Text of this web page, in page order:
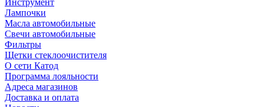
Лампочки
Масла автомобильные
Свечи автомобильные
Фильтры
Щетки стеклоочистителя
О сети Катод
Программа лояльности
Адреса магазинов
Доставка и оплата